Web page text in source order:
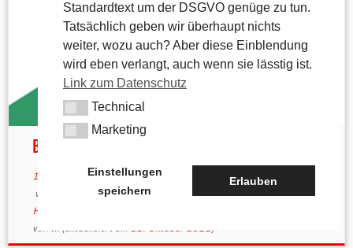
Birglandtrail – Wegebeschreibung und Karte
14. März 2022inKartenmaterial
Wegbeschreibung
verschlagwortetBirglandtrail Eckeltshof/Hartmannshof/
Haunritz
von tk(aktualisiert am 11. Oktober 2022)
Standardtext um der DSGVO genüge zu tun.
Tatsächlich geben wir überhaupt nichts
weiter, wozu auch? Aber diese Einblendung
wird eben verlangt, auch wenn sie lässtig ist.
Link zum Datenschutz
TechnicalTechnical
MarketingMarketing
Einstellungen
speichern
Erlauben